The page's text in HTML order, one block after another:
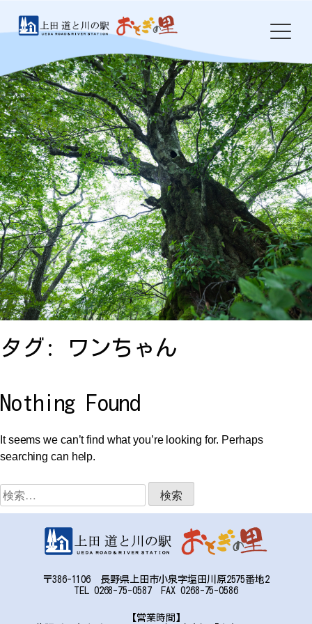
おとぎの里について
お知らせ
イベント
農産物・特産品
食事処 岩鼻
ドッグラン
防災・環境整備
〒386-1106
長野県上田市小泉字塩田川原2575番地2
TEL:0268-75-0587 FAX:0268-75-0586
タグ: ワンちゃん
Nothing Found
It seems we can’t find what you’re looking for. Perhaps
searching can help.
検
索:
〒386-1106 長野県上田市小泉字塩田川原2575番地2
TEL 0268-75-0587 FAX 0268-75-0586
【営業時間】